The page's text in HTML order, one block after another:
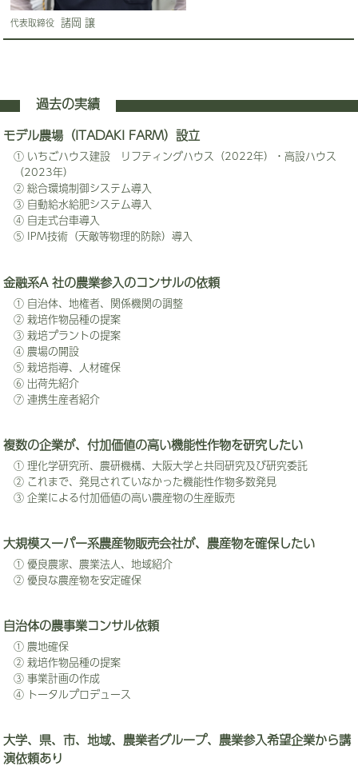
代表取締役 諸岡 譲
過去の実績
モデル農場（ITADAKI FARM）設立
① いちごハウス建設 リフティングハウス（2022年）・高設ハウス
（2023年）
② 総合環境制御システム導入
③ 自動給水給肥システム導入
④ 自走式台車導入
⑤ IPM技術（天敵等物理的防除）導入
金融系A 社の農業参入のコンサルの依頼
① 自治体、地権者、関係機関の調整
② 栽培作物品種の提案
③ 栽培プラントの提案
④ 農場の開設
⑤ 栽培指導、人材確保
⑥ 出荷先紹介
⑦ 連携生産者紹介
複数の企業が、付加価値の高い機能性作物を研究したい
① 理化学研究所、農研機構、大阪大学と共同研究及び研究委託
② これまで、発見されていなかった機能性作物多数発見
③ 企業による付加価値の高い農産物の生産販売
大規模スーパー系農産物販売会社が、農産物を確保したい
① 優良農家、農業法人、地域紹介
② 優良な農産物を安定確保
自治体の農事業コンサル依頼
① 農地確保
② 栽培作物品種の提案
③ 事業計画の作成
④ トータルプロデュース
大学、県、市、地域、農業者グループ、農業参入希望企業から講
演依頼あり